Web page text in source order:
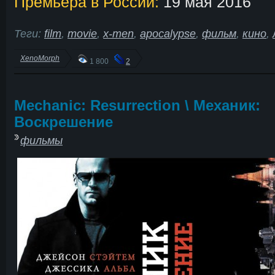
Теги: film, movie,x-men, apocalypse, фильм, кино,
XenoMorph 1 800 2
Mechanic: Resurrection \ Механик:
Воскрешение
фильмы